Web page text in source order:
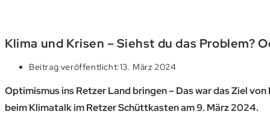
Klima und Krisen – Siehst du das Problem?
Beitrag veröffentlicht:13. März 2024
Optimismus ins Retzer Land bringen – Das war das Ziel
beim Klimatalk im Retzer Schüttkasten am 9. März 2024.